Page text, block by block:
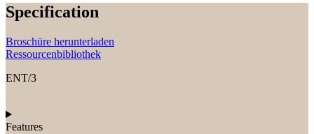
Specification
Broschüre herunterladen
Ressourcenbibliothek
ENT/3
Features